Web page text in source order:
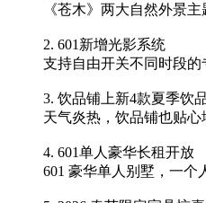
《苍木》两大自然外景
2. 601新增光影系统
支持自由开关不同时段
3. 饮品铺上新4款夏季饮
天气炎热，饮品铺也贴
4. 601单人豪华长租开放
601 豪华单人别墅，一个